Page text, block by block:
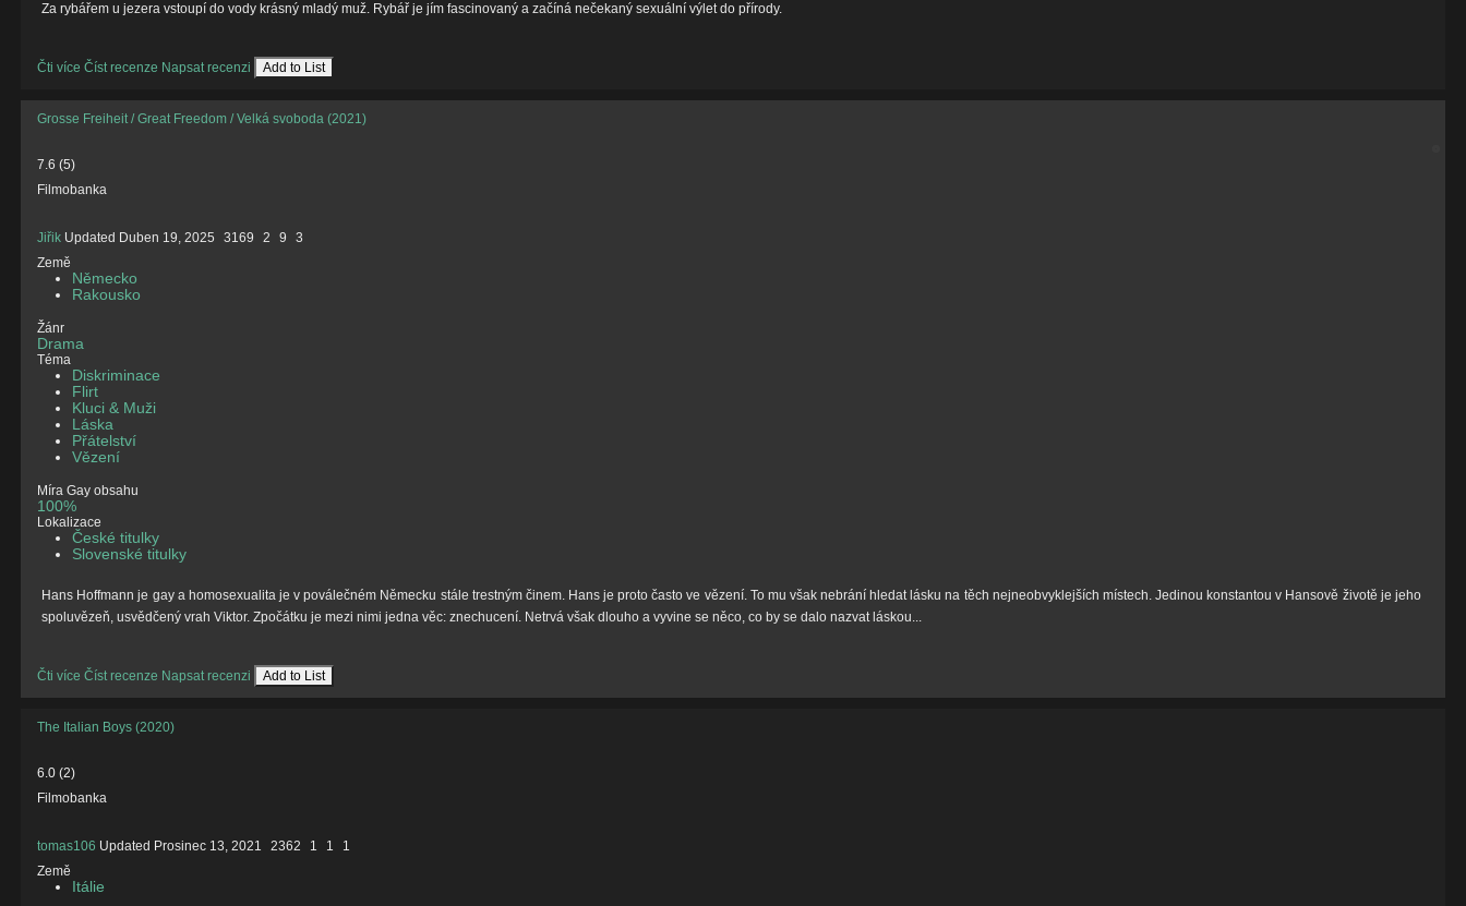
Za rybářem u jezera vstoupí do vody krásný mladý muž. Rybář je jím fascinovaný a začíná nečekaný sexuální výlet do přírody.
Čti více Číst recenze Napsat recenzi Add to List
Grosse Freiheit / Great Freedom / Velká svoboda (2021)
7.6(5)
Filmobanka
Jiřik Updated Duben 19, 2025 3169 2 9
3
Země
Německo
Rakousko
Žánr
Drama
Téma
Diskriminace
Flirt
Kluci & Muži
Láska
Přátelství
Vězení
Míra Gay obsahu
100%
Lokalizace
České titulky
Slovenské titulky
Hans Hoffmann je gay a homosexualita je v poválečném Německu stále trestným činem. Hans je proto často ve vězení. To mu však nebrání hledat lásku na těch nejneobvyklejších místech. Jedinou konstantou v Hansově životě je jeho
spoluvězeň, usvědčený vrah Viktor. Zpočátku je mezi nimi jedna věc: znechucení. Netrvá však dlouho a vyvine se něco, co by se dalo nazvat láskou...
Čti více Číst recenze Napsat recenzi Add to List
The Italian Boys (2020)
6.0(2)
Filmobanka
tomas106 Updated Prosinec 13, 2021 2362 1 1
1
Země
Itálie